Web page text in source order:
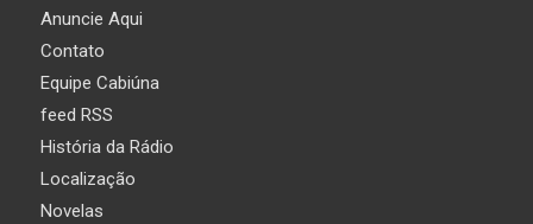
Anuncie Aqui
Contato
Equipe Cabiúna
feed RSS
História da Rádio
Localização
Novelas